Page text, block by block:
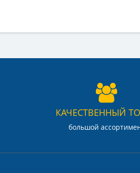
КАЧЕСТВЕННЫЙ
большой